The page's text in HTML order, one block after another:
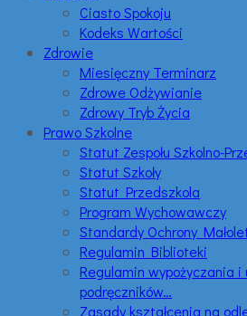
Ciasto Spokoju
Kodeks Wartości
Zdrowie
Miesięczny Terminarz
Zdrowe Odżywianie
Zdrowy Tryb Życia
Prawo Szkolne
Statut Zespołu Szkolno-
Statut Szkoły
Statut Przedszkola
Program Wychowawczy
Standardy Ochrony
Regulamin Biblioteki
Regulamin wypożyczania
podręczników…
Zasady kształcenia na